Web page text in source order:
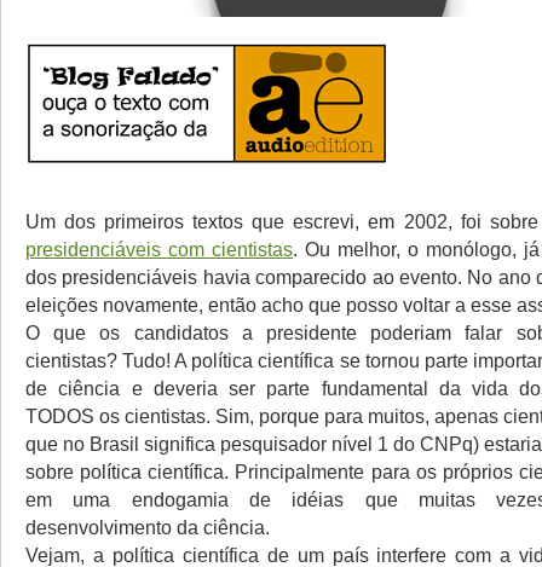
Um dos primeiros textos que escrevi, em 2002, foi
presidenciáveis com cientistas. Ou melhor, o monólogo,
dos presidenciáveis havia comparecido ao evento. No ano
eleições novamente, então acho que posso voltar a esse
O que os candidatos a presidente poderiam falar
cientistas? Tudo! A política científica se tornou parte
de ciência e deveria ser parte fundamental da vida
TODOS os cientistas. Sim, porque para muitos, apenas
que no Brasil significa pesquisador nível 1 do CNPq)
sobre política científica. Principalmente para os próprios
em uma endogamia de idéias que muitas
desenvolvimento da ciência.
Vejam, a política científica de um país interfere com a